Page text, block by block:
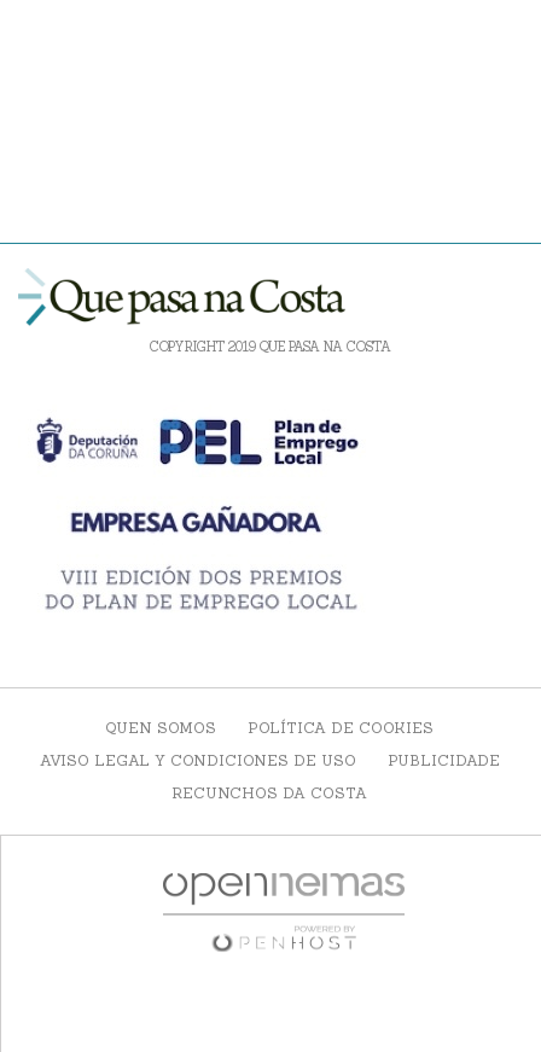
COPYRIGHT 2019 QUE PASA NA COSTA
QUEN SOMOS
POLÍTICA DE COOKIES
AVISO LEGAL Y CONDICIONES DE USO
PUBLICIDADE
RECUNCHOS DA COSTA